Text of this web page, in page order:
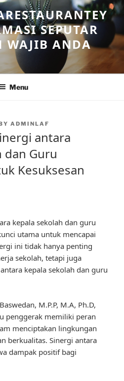
SEPUTAR
WAJIB ANDA
Menu
ADMINLAF
antara
dan Guru
Kesuksesan
kepala sekolah dan guru
utama untuk mencapai
ini tidak hanya penting
sekolah, tetapi juga
kepala sekolah dan guru
M.P.P, M.A, Ph.D,
penggerak memiliki peran
menciptakan lingkungan
berkualitas. Sinergi antara
dampak positif bagi